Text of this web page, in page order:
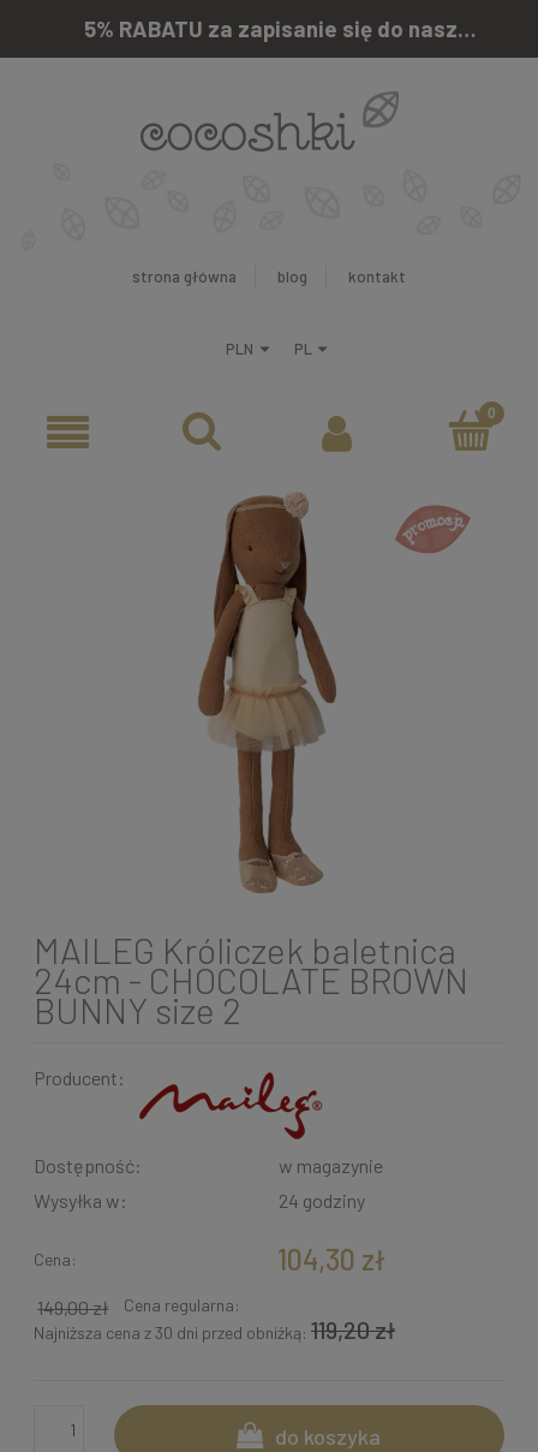
5% RABATU za zapisanie się do naszego newslettera
strona główna blog kontakt
MAILEG Króliczek baletnica
24cm - CHOCOLATE BROWN
BUNNY size 2
Producent:
Dostępność:
w magazynie
Wysyłka w:
24 godziny
Cena: 104,30 zł
Cena regularna:
149,00 zł
Najniższa cena z 30 dni przed obniżką: 119,20 zł
do koszyka